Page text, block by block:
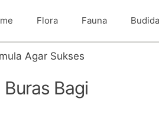
Flora Fauna
Agar Sukses
Bagi